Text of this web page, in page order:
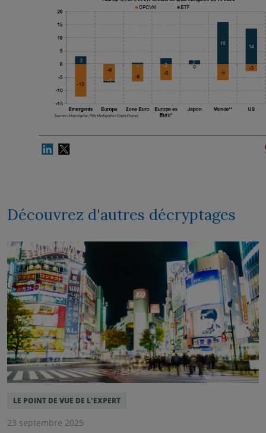
Découvrez d'autres décryptages
LE POINT DE VUE DE L'EXPERT
23 septembre 2025